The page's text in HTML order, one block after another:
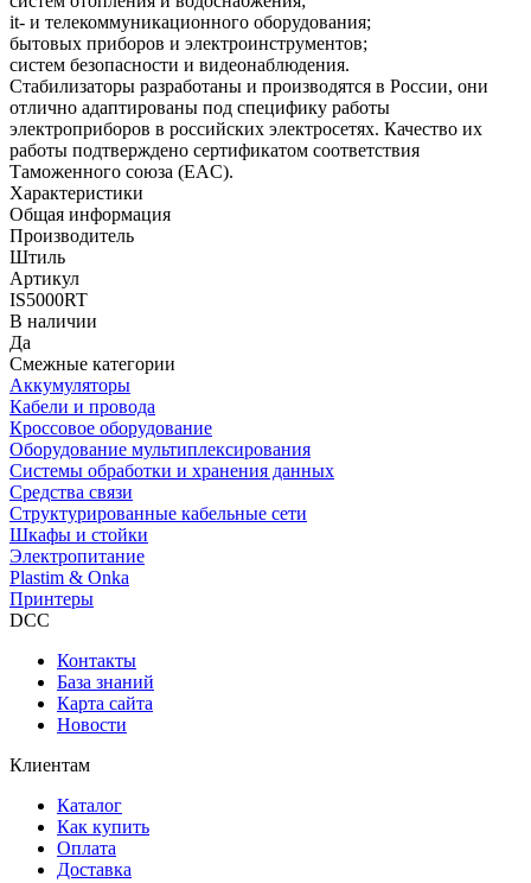
it- и телекоммуникационного оборудования;
бытовых приборов и электроинструментов;
систем безопасности и видеонаблюдения.
Стабилизаторы разработаны и производятся в России, они
отлично адаптированы под специфику работы
электроприборов в российских электросетях. Качество их
работы подтверждено сертификатом соответствия
Таможенного союза (EAC).
Характеристики
Общая информация
Производитель
Штиль
Артикул
IS5000RT
В наличии
Да
Смежные категории
Аккумуляторы
Кабели и провода
Кроссовое оборудование
Оборудование мультиплексирования
Системы обработки и хранения данных
Средства связи
Структурированные кабельные сети
Шкафы и стойки
Электропитание
Plastim & Onka
Принтеры
DCC
Контакты
База знаний
Карта сайта
Новости
Клиентам
Каталог
Как купить
Оплата
Доставка